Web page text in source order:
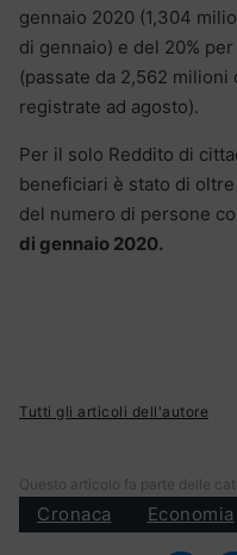
gennaio 2020 (1,304
di gennaio) e del 20%
(passate da 2,562
registrate ad agosto).
Per il solo Reddito di
beneficiari è stato di oltre
del numero di persone
di gennaio 2020.
Tutti gli articoli dell'autore
Questo articolo fa parte delle
Cronaca Economia